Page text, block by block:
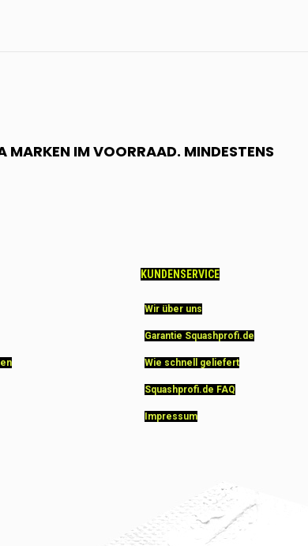
MARKEN IM VOORRAAD. MINDESTENS
KUNDENSERVICE
Wir über uns
Garantie Squashprofi.de
Wie schnell geliefert
Squashprofi.de FAQ
Impressum